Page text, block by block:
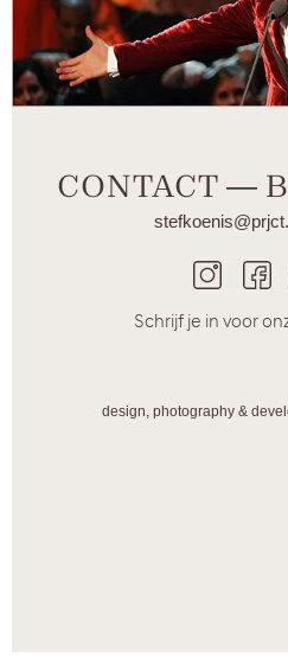
CONTACT ―
Schrijf je in voor
design, photography &